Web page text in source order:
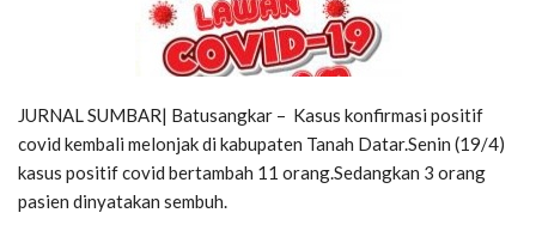
JURNAL SUMBAR| Batusangkar – Kasus konfirmasi positif
covid kembali melonjak di kabupaten Tanah Datar.Senin (19/4)
kasus positif covid bertambah 11 orang.Sedangkan 3 orang
pasien dinyatakan sembuh.